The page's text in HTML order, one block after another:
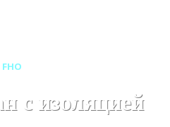
с изоляцией